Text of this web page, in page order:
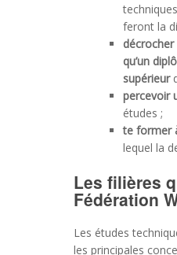
feront la
qu’un
supérieur
percevoir
études ;
te former
lequel la
Les filières
Fédération
Les études
les principales